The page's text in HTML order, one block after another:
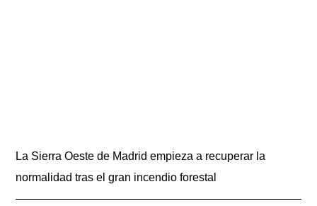
La Sierra Oeste de Madrid empieza a recuperar la
normalidad tras el gran incendio forestal